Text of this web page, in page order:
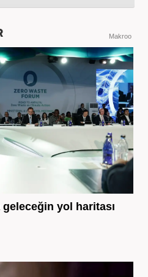
Makroo
geleceğin yol haritası